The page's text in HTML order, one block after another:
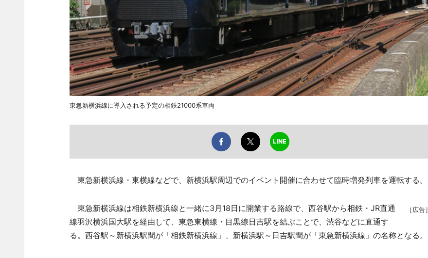
東急新横浜線に導入される予定の相鉄21000系車両
東急新横浜線・東横線などで、新横浜駅周辺でのイベント開催に合わせて臨時増発列車を運転する。
［広告］
東急新横浜線は相鉄新横浜線と一緒に3月18日に開業する路線で、西谷駅から相鉄・JR直通
線羽沢横浜国大駅を経由して、東急東横線・目黒線日吉駅を結ぶことで、渋谷などに直通す
る。西谷駅～新横浜駅間が「相鉄新横浜線」、新横浜駅～日吉駅間が「東急新横浜線」の名称となる。